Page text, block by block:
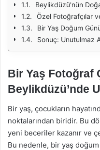
Beylikdüzü'nün
Özel Fotoğrafçılar
Bir Yaş Doğum
Sonuç: Unutulmaz
Bir Yaş Fotoğraf
Beylikdüzü’nde
Bir yaş, çocukların
noktalarından biridir. Bu
yeni beceriler kazanır ve
Bu nedenle, bir yaş